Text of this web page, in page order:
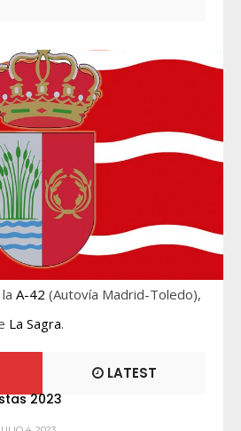
A-42 (Autovía Madrid-Toledo),
La Sagra.
LATEST
2023